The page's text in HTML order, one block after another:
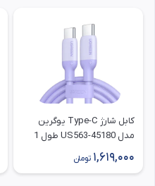
کابل شارژ Type-C یوگرین
مدل US563-45180 طول 1
1,619,000 تومان